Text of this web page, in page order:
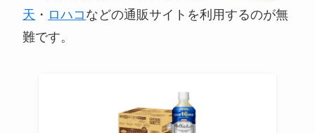
天 ・ ロハコ などの通販サイトを利用するのが無
難です。